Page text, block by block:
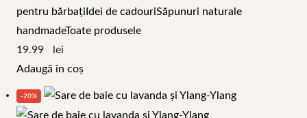
pentru bărbați Idei de cadouriSăpunuri naturale
handmadeToate produsele
19.99
Adaugă în coș
-20%